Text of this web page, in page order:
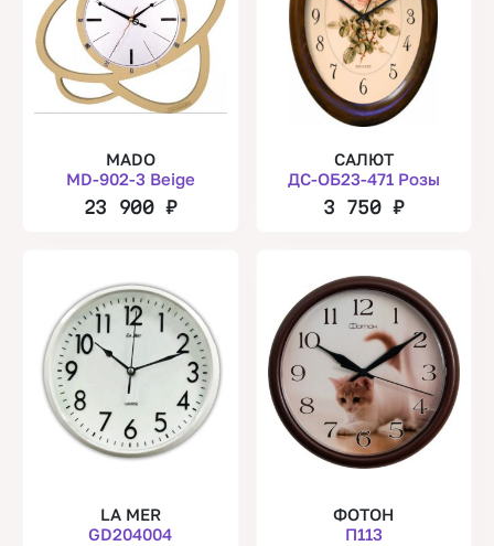
MADO
MD-902-3 Beige
23 900₽
САЛЮТ
ДС-ОБ23-471 Розы
3 750₽
LA MER
GD204004
ФОТОН
П113